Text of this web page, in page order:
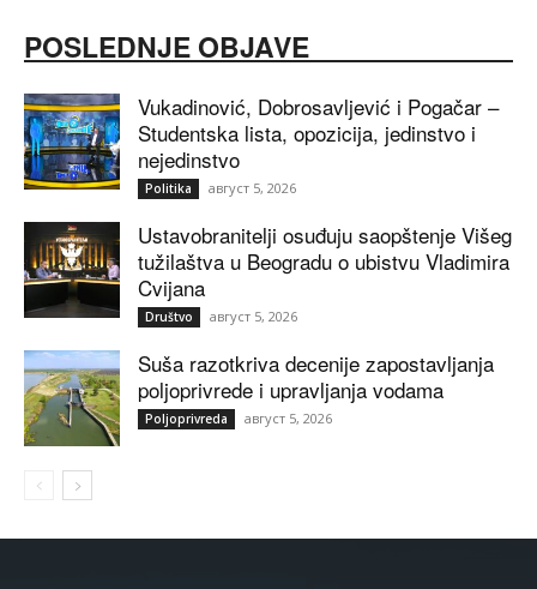
POSLEDNJE OBJAVE
Vukadinović, Dobrosavljević i Pogačar –
Studentska lista, opozicija, jedinstvo i
nejedinstvo
Politika август 5, 2026
Ustavobranitelji osuđuju saopštenje Višeg
tužilaštva u Beogradu o ubistvu Vladimira
Cvijana
Društvo август 5, 2026
Suša razotkriva decenije zapostavljanja
poljoprivrede i upravljanja vodama
Poljoprivreda август 5, 2026